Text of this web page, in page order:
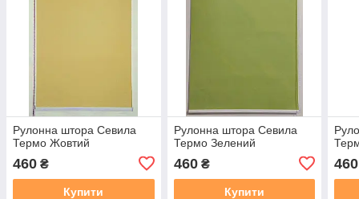
Рулонна штора Севила
Термо Жовтий
460 ₴
Купити
Рулонна штора Севила
Термо Зелений
460₴
Купити
460